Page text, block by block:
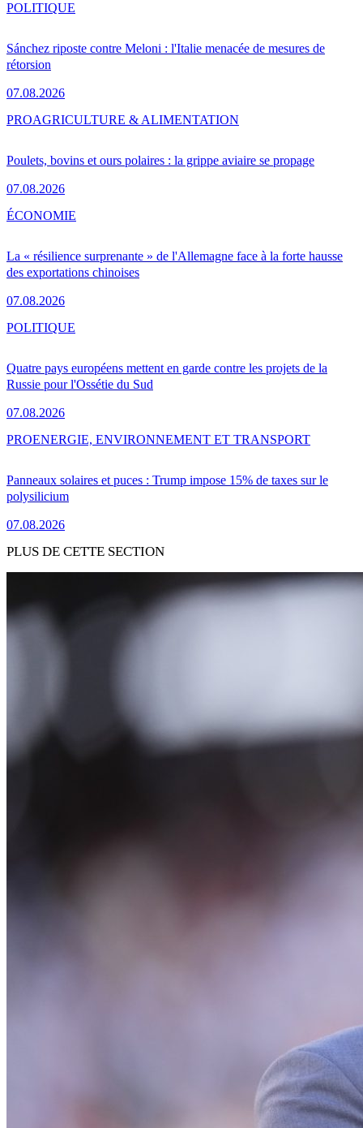
Sánchez riposte contre Meloni : l'Italie menacée de mesures de
rétorsion
07.08.2026
POLITIQUE
Poulets, bovins et ours polaires : la grippe aviaire se propage
07.08.2026
PROAGRICULTURE & ALIMENTATION
La « résilience surprenante » de l'Allemagne face à la forte hausse
des exportations chinoises
07.08.2026
ÉCONOMIE
Quatre pays européens mettent en garde contre les projets de la
Russie pour l'Ossétie du Sud
07.08.2026
POLITIQUE
Panneaux solaires et puces : Trump impose 15% de taxes sur le
polysilicium
07.08.2026
PROENERGIE, ENVIRONNEMENT ET TRANSPORT
PLUS DE CETTE SECTION